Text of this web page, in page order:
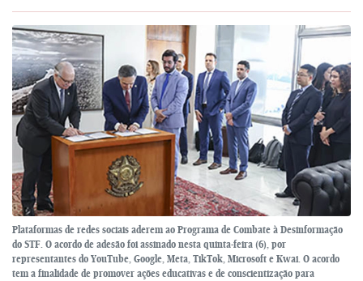
Plataformas de redes sociais aderem ao Programa de Combate à Desinformação
do STF. O acordo de adesão foi assinado nesta quinta-feira (6), por
representantes do YouTube, Google, Meta, TikTok, Microsoft e Kwai. O acordo
tem a finalidade de promover ações educativas e de conscientização para